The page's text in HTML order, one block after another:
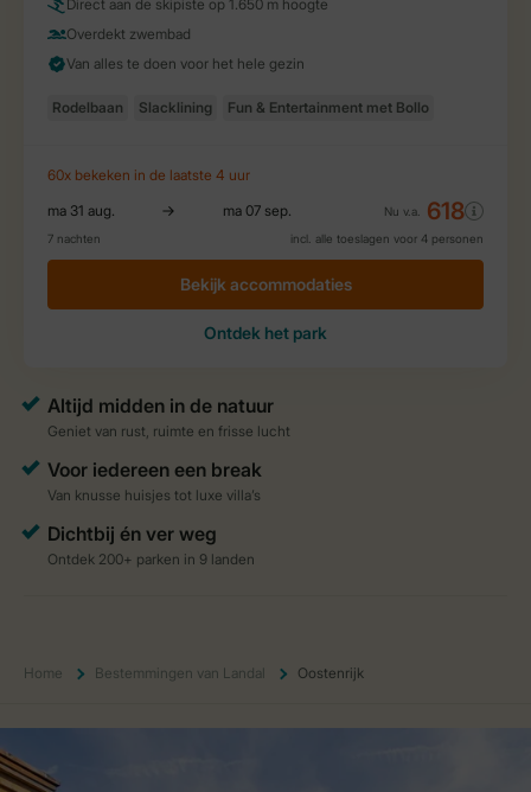
Home Bestemmingen van Landal Oostenrijk